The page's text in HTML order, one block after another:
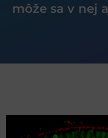
môže sa v nej